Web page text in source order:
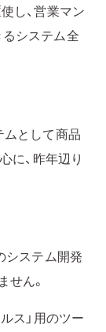
し、営業マン
システム全
ムとして商品
に、昨年辺り
システム開発
せん。
ス」用のツー